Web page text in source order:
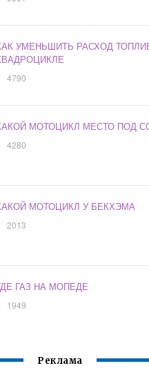
УМЕНЬШИТЬ РАСХОД
4790
МОТОЦИКЛ МЕСТО ПОД
4280
МОТОЦИКЛ У БЕКХЭМА
2013
ГАЗ НА МОПЕДЕ
1949
Реклама